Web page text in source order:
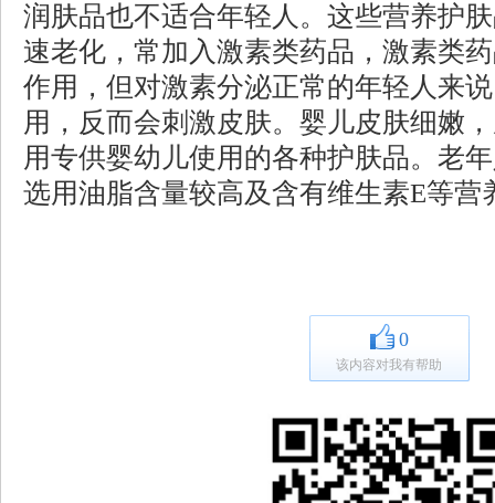
润肤品也不适合年轻人。这些营养护
速老化，常加入激素类药品，激素类
作用，但对激素分泌正常的年轻人来
用，反而会刺激皮肤。婴儿皮肤细嫩
用专供婴幼儿使用的各种护肤品。老
选用油脂含量较高及含有维生素E等营
0
该内容对我有帮助